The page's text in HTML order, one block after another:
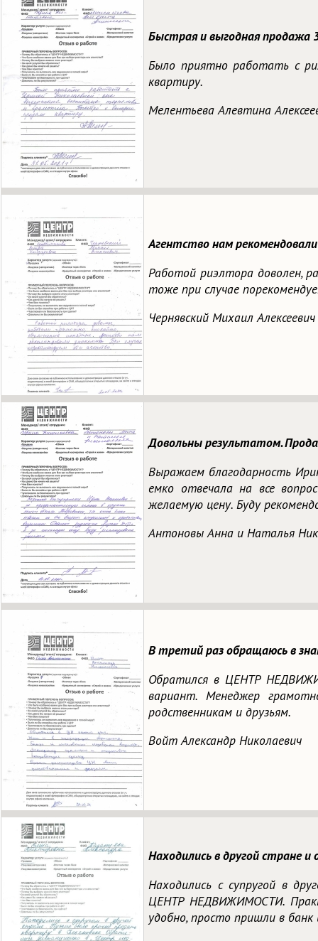
Быстрая и выгодная продажа
Было приятно работать с
квартиру.
Мелентьева Алевтина
Агентство нам
Работой риэлтора доволен,
тоже при случае
Чернявский Михаил Алексеевич
Довольны результатом.
Выражаем благодарность
емко отвечала на все
желаемую цену. Буду
Антоновы Анна и Наталья
В третий раз обращаюсь в
Обратился в ЦЕНТР
вариант. Менеджер
родственникам и друзьям.
Войт Александр Николаевич
Находились в другой стране
Находились с супругой в
ЦЕНТР НЕДВИЖИМОСТИ.
удобно, просто пришли в